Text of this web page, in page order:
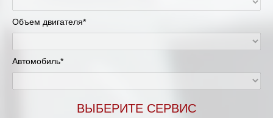
Объем двигателя*
Автомобиль*
ВЫБЕРИТЕ СЕРВИС